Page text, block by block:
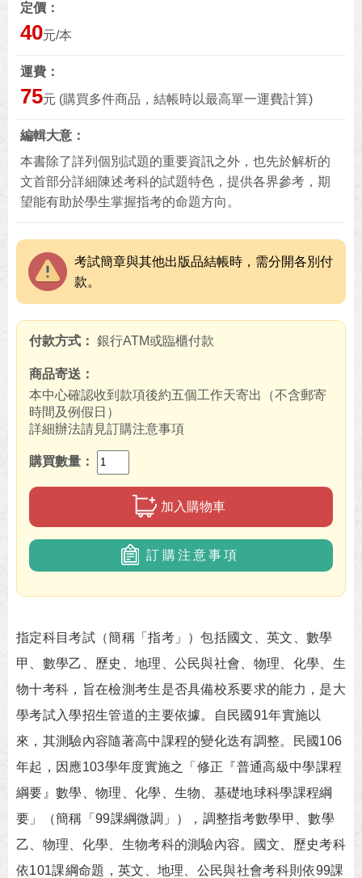
定價
40元/本
運費
75元 (購買多件商品，結帳時以最高單一運費計算)
編輯大意
本書除了詳列個別試題的重要資訊之外，也先於解析的
文首部分詳細陳述考科的試題特色，提供各界參考，期
望能有助於學生掌握指考的命題方向。
考試簡章與其他出版品結帳時，需分開各別付
款。
付款方式 銀行ATM或臨櫃付款
商品寄送
本中心確認收到款項後約五個工作天寄出（不含郵寄
時間及例假日）
詳細辦法請見訂購注意事項
購買數量
加入購物車
訂購注意事項
指定科目考試（簡稱「指考」）包括國文、英文、數學
甲、數學乙、歷史、地理、公民與社會、物理、化學、生
物十考科，旨在檢測考生是否具備校系要求的能力，是大
學考試入學招生管道的主要依據。自民國91年實施以
來，其測驗內容隨著高中課程的變化迭有調整。民國106
年起，因應103學年度實施之「修正『普通高級中學課程
綱要』數學、物理、化學、生物、基礎地球科學課程綱
要」（簡稱「99課綱微調」），調整指考數學甲、數學
乙、物理、化學、生物考科的測驗內容。國文、歷史考科
依101課綱命題，英文、地理、公民與社會考科則依99課